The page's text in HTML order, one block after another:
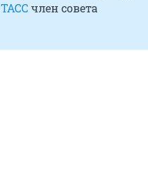
ТАССчлен совета